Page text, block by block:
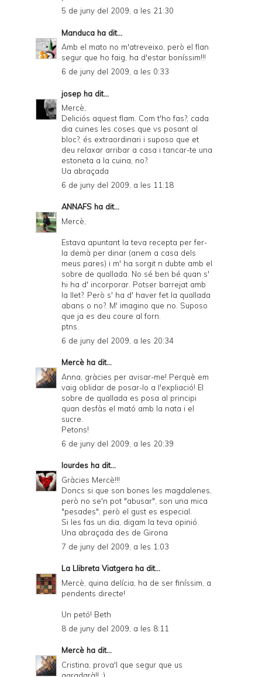
5 de juny del 2009, a les 21:30
Manduca ha dit...
Amb el mato no m'atreveixo, però el flan
segur que ho faig, ha d'estar boníssim!!!
6 de juny del 2009, a les 0:33
josep ha dit...
Mercè,
Deliciós aquest flam. Com t'ho fas?, cada
dia cuines les coses que vs posant al
bloc?, és extraordinari i suposo que et
deu relaxar arribar a casa i tancar-te una
estoneta a la cuina, no?.
Ua abraçada
6 de juny del 2009, a les 11:18
ANNAFS ha dit...
Mercè,
Estava apuntant la teva recepta per fer-
la demà per dinar (anem a casa dels
meus pares) i m' ha sorgit n dubte amb el
sobre de quallada. No sé ben bé quan s'
hi ha d' incorporar. Potser barrejat amb
la llet?. Però s' ha d' haver fet la quallada
abans o no?. M' imagino que no. Suposo
que ja es deu coure al forn.
ptns.
6 de juny del 2009, a les 20:34
Mercè ha dit...
Anna, gràcies per avisar-me! Perquè em
vaig oblidar de posar-lo a l'expliació! El
sobre de quallada es posa al principi
quan desfàs el mató amb la nata i el
sucre.
Petons!
6 de juny del 2009, a les 20:39
lourdes ha dit...
Gràcies Mercè!!!
Doncs si que son bones les magdalenes,
però no se'n pot "abusar", son una mica
"pesades", però el gust es especial.
Si les fas un dia, digam la teva opinió.
Una abraçada des de Girona
7 de juny del 2009, a les 1:03
La Llibreta Viatgera ha dit...
Mercè, quina delícia, ha de ser finíssim, a
pendents directe!
Un petó! Beth
8 de juny del 2009, a les 8:11
Mercè ha dit...
Cristina, prova'l que segur que us
agradarà!! ;)